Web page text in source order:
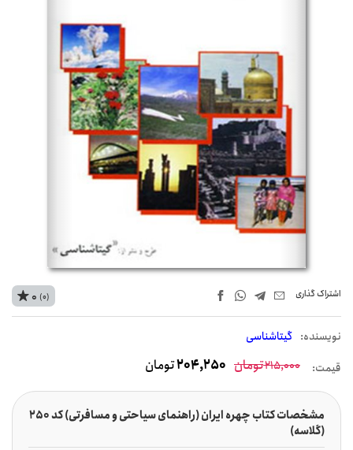
اشتراک‌ گذاری
نويسنده: گیتاشناسی
0 (0)
قیمت: 215,000تومان 204,250تومان
مشخصات کتاب چهره ایران (راهنمای سیاحتی و مسافرتی) کد 250
(گلاسه)